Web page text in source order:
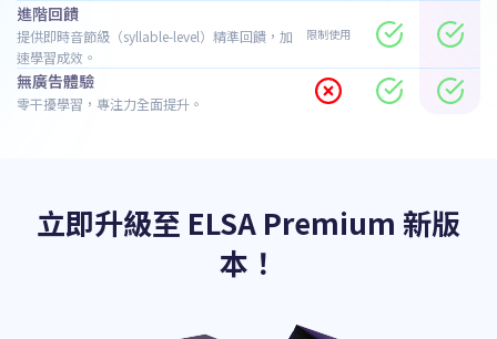
進階回饋
提供即時音節級（syllable-level）精準回饋，加
速學習成效。
限制使用
無廣告體驗
零干擾學習，專注力全面提升。
立即升級至 ELSA Premium 新版
本！